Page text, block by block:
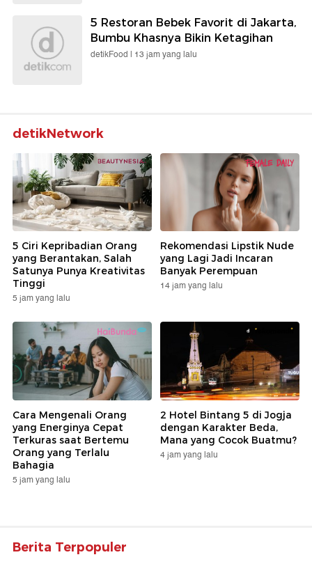
5 Restoran Bebek Favorit di Jakarta,
Bumbu Khasnya Bikin Ketagihan
detikFood | 13 jam yang lalu
detikNetwork
5 Ciri Kepribadian Orang
yang Berantakan, Salah
Satunya Punya Kreativitas
Tinggi
5 jam yang lalu
Rekomendasi Lipstik Nude
yang Lagi Jadi Incaran
Banyak Perempuan
14 jam yang lalu
Cara Mengenali Orang
yang Energinya Cepat
Terkuras saat Bertemu
Orang yang Terlalu
Bahagia
5 jam yang lalu
2 Hotel Bintang 5 di Jogja
dengan Karakter Beda,
Mana yang Cocok Buatmu?
4 jam yang lalu
Berita Terpopuler